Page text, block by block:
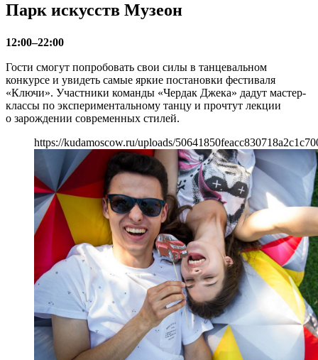
Парк искусств Музеон
12:00–22:00
Гости смогут попробовать свои силы в танцевальном
конкурсе и увидеть самые яркие постановки фестиваля
«Ключи». Участники команды «Чердак Джека» дадут мастер-
классы по экспериментальному танцу и прочтут лекции
о зарождении современных стилей.
https://kudamoscow.ru/uploads/